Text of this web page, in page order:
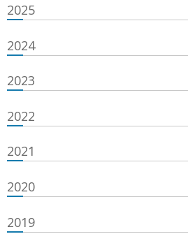
2025
2024
2023
2022
2021
2020
2019